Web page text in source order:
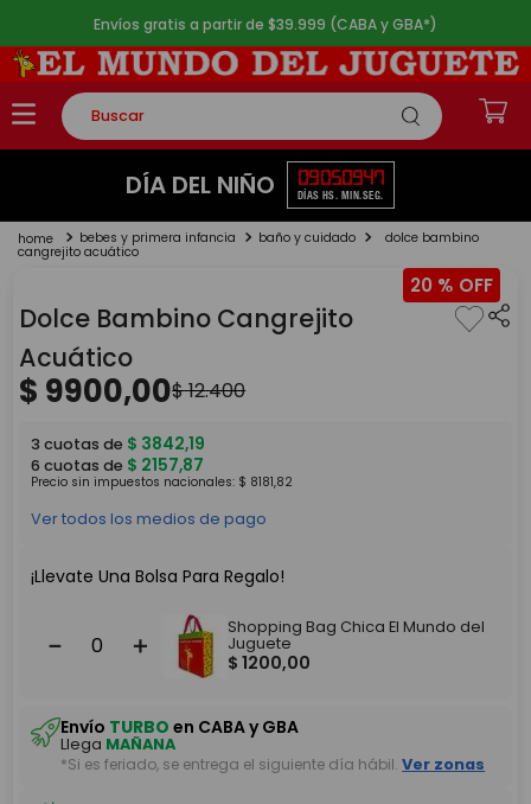
Envíos gratis a partir de $39.999 (CABA y GBA*)
Buscar
TÉRMINOS MÁS BUSCADOS
2.
lego
4.
monopatin
5. toy story
DÍA DEL NIÑO 09
DÍAS
05
HS.
09
MIN.
46
SEG.
bebes y primera infancia baño y cuidado dolce bambino
cangrejito acuático
20 %
Dolce Bambino Cangrejito
Acuático
$ 9900,00$12.400
3 cuotas de $ 3842,19
6 cuotas de $ 2157,87
Precio sin impuestos nacionales: $ 8181,82
Ver todos los medios de pago
¡Llevate Una Bolsa Para Regalo!
＋
－
Shopping Bag Chica El Mundo del
Juguete
$ 1200,00
Envío TURBO en CABA y GBA
Llega MAÑANA
*Si es feriado, se entrega el siguiente día hábil. Ver zonas